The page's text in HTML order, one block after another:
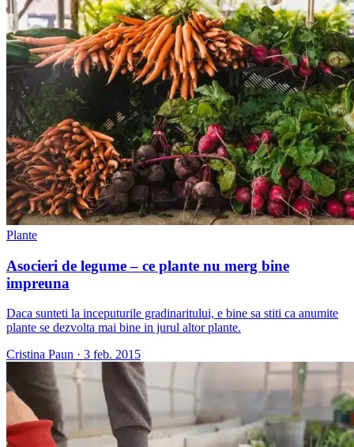
Plante
Asocieri de legume – ce plante nu merg bine
impreuna
Daca sunteti la inceputurile gradinaritului, e bine sa stiti ca anumite
plante se dezvolta mai bine in jurul altor plante.
Cristina Paun · 3 feb. 2015